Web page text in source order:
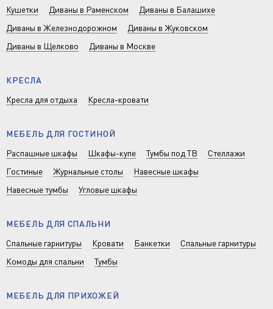
Кушетки
Диваны в Раменском
Диваны в Балашихе
Диваны в Железнодорожном
Диваны в Жуковском
Диваны в Щелково
Диваны в Москве
КРЕСЛА
Кресла для отдыха
Кресла-кровати
МЕБЕЛЬ ДЛЯ ГОСТИНОЙ
Распашные шкафы
Шкафы-купе Тумбы под ТВ
Стеллажи
Гостиные
Журнальные столы
Навесные шкафы
Навесные тумбы
Угловые шкафы
МЕБЕЛЬ ДЛЯ СПАЛЬНИ
Спальные гарнитуры
Кровати Банкетки
Спальные гарнитуры
Комоды для спальни
Тумбы
МЕБЕЛЬ ДЛЯ ПРИХОЖЕЙ